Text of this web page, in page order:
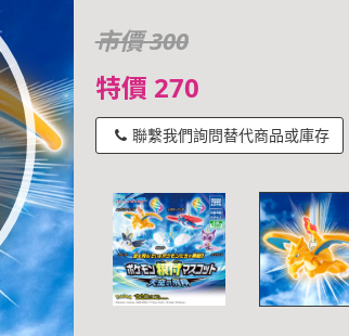
市價 300
特價 270
聯繫我們詢問替代商品或庫存